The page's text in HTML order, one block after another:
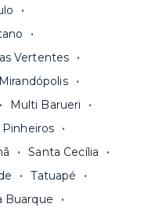
de mudança: é
a morar.
ou celular.
Vertentes
Mirandópolis
Multi Barueri
Pinheiros
Santa Cecília
Tatuapé
Buarque